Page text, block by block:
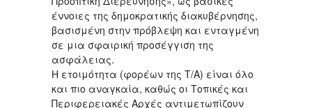
έννοιες της δημοκρατικής διακυβέρνησης,
βασισμένη στην πρόβλεψη και ενταγμένη
σε μια σφαιρική προσέγγιση της
ασφάλειας.
Η ετοιμότητα (φορέων της Τ/Α) είναι όλο
και πιο αναγκαία, καθώς οι Τοπικές και
Περιφερειακές Αρχές αντιμετωπίζουν